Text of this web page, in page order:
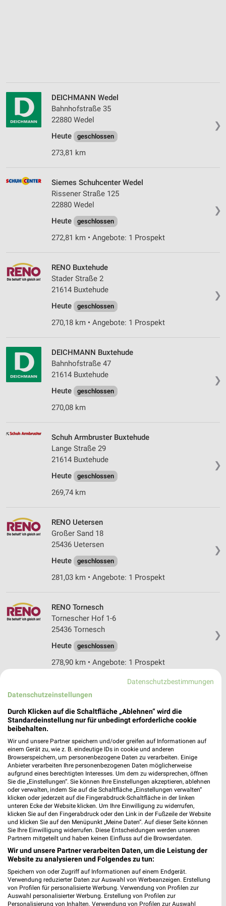
❯
DEICHMANN Wedel
Bahnhofstraße 35
22880 Wedel
Heute
geschlossen
273,81 km
❯
Siemes Schuhcenter Wedel
Rissener Straße 125
22880 Wedel
Heute
geschlossen
272,81 km • Angebote: 1 Prospekt
❯
RENO Buxtehude
Stader Straße 2
21614 Buxtehude
Heute
geschlossen
270,18 km • Angebote: 1 Prospekt
❯
DEICHMANN Buxtehude
Bahnhofstraße 47
21614 Buxtehude
Heute
geschlossen
270,08 km
❯
Schuh Armbruster Buxtehude
Lange Straße 29
21614 Buxtehude
Heute
geschlossen
269,74 km
❯
RENO Uetersen
Großer Sand 18
25436 Uetersen
Heute
geschlossen
281,03 km • Angebote: 1 Prospekt
❯
RENO Tornesch
Tornescher Hof 1-6
25436 Tornesch
Heute
geschlossen
278,90 km • Angebote: 1 Prospekt
DEICHMANN Schenefeld
22869 Schenefeld
267,10 km
DEICHMANN Pinneberg
Friedrich-Ebert-Straße 31
25421 Pinneberg
Heute geschlossen
272,20 km
DEICHMANN Hamburg
Osdorfer Landstraße 131
22609 Hamburg
Heute geschlossen
Datenschutzbestimmungen
Datenschutzeinstellungen
Durch Klicken auf die Schaltfläche „Ablehnen“ wird die
Standardeinstellung nur für unbedingt erforderliche cookie
beibehalten.
Wir und unsere Partner speichern und/oder greifen auf Informationen auf
einem Gerät zu, wie z. B. eindeutige IDs in cookie und anderen
Browserspeichern, um personenbezogene Daten zu verarbeiten. Einige
Anbieter verarbeiten Ihre personenbezogenen Daten möglicherweise
aufgrund eines berechtigten Interesses. Um dem zu widersprechen, öffnen
Sie die „Einstellungen“. Sie können Ihre Einstellungen akzeptieren, ablehnen
oder verwalten, indem Sie auf die Schaltfläche „Einstellungen verwalten“
klicken oder jederzeit auf die Fingerabdruck-Schaltfläche in der linken
unteren Ecke der Website klicken. Um Ihre Einwilligung zu widerrufen,
klicken Sie auf den Fingerabdruck oder den Link in der Fußzeile der Website
und klicken Sie auf den Menüpunkt „Meine Daten“. Auf dieser Seite können
Sie Ihre Einwilligung widerrufen. Diese Entscheidungen werden unseren
Partnern mitgeteilt und haben keinen Einfluss auf die Browserdaten.
Wir und unsere Partner verarbeiten Daten, um die Leistung der
Website zu analysieren und Folgendes zu tun:
Speichern von oder Zugriff auf Informationen auf einem Endgerät.
Verwendung reduzierter Daten zur Auswahl von Werbeanzeigen. Erstellung
von Profilen für personalisierte Werbung. Verwendung von Profilen zur
Auswahl personalisierter Werbung. Erstellung von Profilen zur
Personalisierung von Inhalten. Verwendung von Profilen zur Auswahl